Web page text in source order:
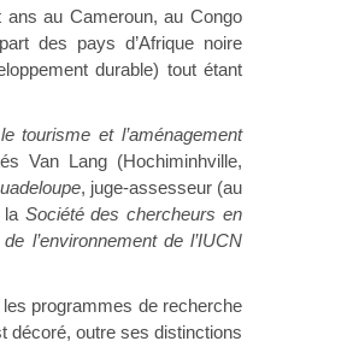
ans au Cameroun, au Congo
des pays d’Afrique noire
durable) tout étant
tourisme et l’aménagement
Van Lang (Hochiminhville,
, juge-assesseur (au
la Société des chercheurs en
l’environnement de l’IUCN
programmes de recherche
décoré, outre ses distinctions